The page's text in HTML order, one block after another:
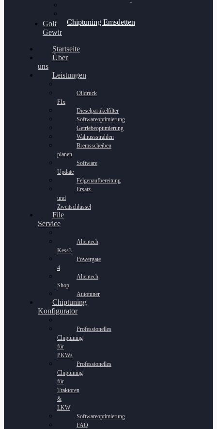
Chiptuning Schüttorf
Chiptuning Emsdetten
Golf
Gewinnspiel
Startseite
Über
uns
Leistungen
Oildruck
FIx
Dieselpartikelfilter
Softwareoptimierung
Getriebeoptimierung
Walnussstrahlen
Bremsscheiben
planen
Software
Update
Felgenaufbereitung
Ersatz-
und
Zweitschlüssel
File
Service
Alientech
Kess3
Powergate
4
Alientech
Shop
Autotuner
Chiptuning
Konfigurator
Professionelles
Chiptuning
für
PKWs
Professionelles
Chiptuning
für
Traktoren
&
LKW
Softwareoptimierung
FAQ